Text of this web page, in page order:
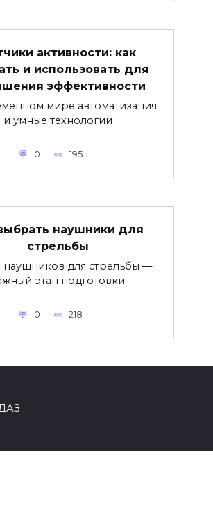
активности: как
и использовать для
эффективности
мире автоматизация
и умные технологии
0 195
наушники для
стрельбы
для стрельбы —
этап подготовки
0 218